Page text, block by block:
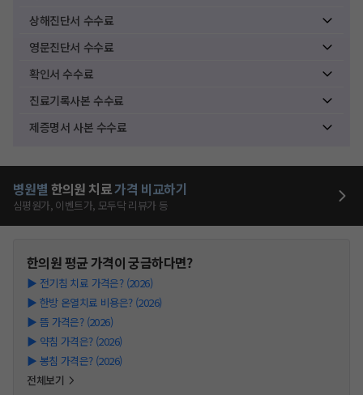
상해진단서 수수료
영문진단서 수수료
확인서 수수료
진료기록사본 수수료
제증명서 사본 수수료
병원별 한의원 치료가격 비교하기
심평원가, 이벤트가, 모두닥 리뷰가 등
한의원평균 가격이 궁금하다면?
▶ 전기침 치료 가격은? (2026)
▶ 한방 온열치료 비용은? (2026)
▶ 뜸 가격은? (2026)
▶ 약침 가격은? (2026)
▶ 봉침 가격은? (2026)
전체보기